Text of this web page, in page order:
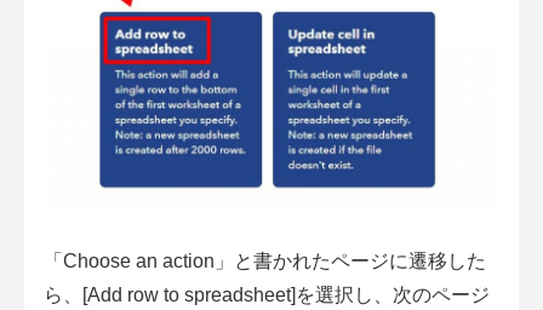
「Choose an action」と書かれたページに遷移した
ら、[Add row to spreadsheet]を選択し、次のページ